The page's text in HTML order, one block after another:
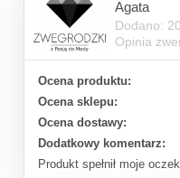
Agata
Dodano:
Opinia
Ocena produktu:
Ocena sklepu:
Ocena dostawy:
Dodatkowy komentarz:
Produkt spełnił moje